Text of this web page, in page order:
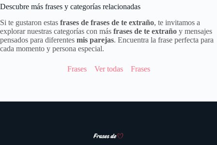
Descubre más frases y categorías relacionadas
Si te gustaron estas frases de frases de te extraño, te invitamos a
explorar nuestras categorías con más frases de te extraño y mensajes
pensados para diferentes mis parejas. Encuentra la frase perfecta para
cada momento y persona especial.
Frases Ver todas Frases